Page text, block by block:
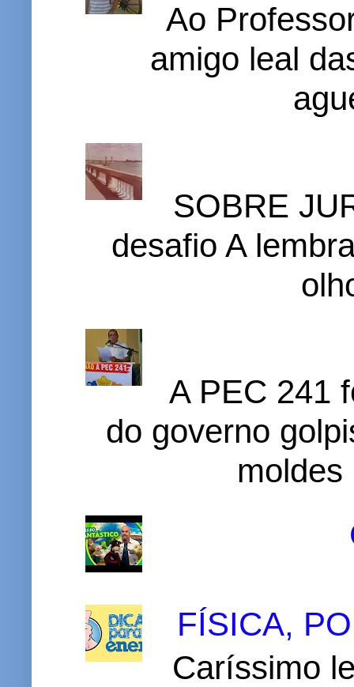
Ao
amigo leal
SOBRE
desafio A
A PEC 241
do governo
FÍSICA,
Caríssimo